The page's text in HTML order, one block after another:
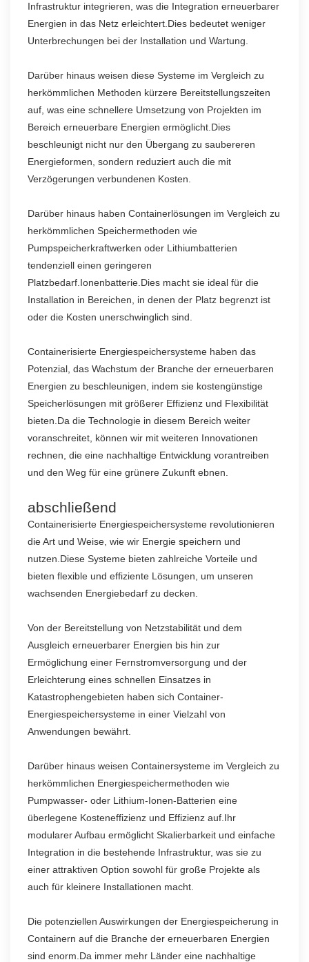
Infrastruktur integrieren, was die Integration erneuerbarer
Energien in das Netz erleichtert.Dies bedeutet weniger
Unterbrechungen bei der Installation und Wartung.
Darüber hinaus weisen diese Systeme im Vergleich zu
herkömmlichen Methoden kürzere Bereitstellungszeiten
auf, was eine schnellere Umsetzung von Projekten im
Bereich erneuerbare Energien ermöglicht.Dies
beschleunigt nicht nur den Übergang zu saubereren
Energieformen, sondern reduziert auch die mit
Verzögerungen verbundenen Kosten.
Darüber hinaus haben Containerlösungen im Vergleich zu
herkömmlichen Speichermethoden wie
Pumpspeicherkraftwerken oder Lithiumbatterien
tendenziell einen geringeren
Platzbedarf.Ionenbatterie.Dies macht sie ideal für die
Installation in Bereichen, in denen der Platz begrenzt ist
oder die Kosten unerschwinglich sind.
Containerisierte Energiespeichersysteme haben das
Potenzial, das Wachstum der Branche der erneuerbaren
Energien zu beschleunigen, indem sie kostengünstige
Speicherlösungen mit größerer Effizienz und Flexibilität
bieten.Da die Technologie in diesem Bereich weiter
voranschreitet, können wir mit weiteren Innovationen
rechnen, die eine nachhaltige Entwicklung vorantreiben
und den Weg für eine grünere Zukunft ebnen.
abschließend
Containerisierte Energiespeichersysteme revolutionieren
die Art und Weise, wie wir Energie speichern und
nutzen.Diese Systeme bieten zahlreiche Vorteile und
bieten flexible und effiziente Lösungen, um unseren
wachsenden Energiebedarf zu decken.
Von der Bereitstellung von Netzstabilität und dem
Ausgleich erneuerbarer Energien bis hin zur
Ermöglichung einer Fernstromversorgung und der
Erleichterung eines schnellen Einsatzes in
Katastrophengebieten haben sich Container-
Energiespeichersysteme in einer Vielzahl von
Anwendungen bewährt.
Darüber hinaus weisen Containersysteme im Vergleich zu
herkömmlichen Energiespeichermethoden wie
Pumpwasser- oder Lithium-Ionen-Batterien eine
überlegene Kosteneffizienz und Effizienz auf.Ihr
modularer Aufbau ermöglicht Skalierbarkeit und einfache
Integration in die bestehende Infrastruktur, was sie zu
einer attraktiven Option sowohl für große Projekte als
auch für kleinere Installationen macht.
Die potenziellen Auswirkungen der Energiespeicherung in
Containern auf die Branche der erneuerbaren Energien
sind enorm.Da immer mehr Länder eine nachhaltige